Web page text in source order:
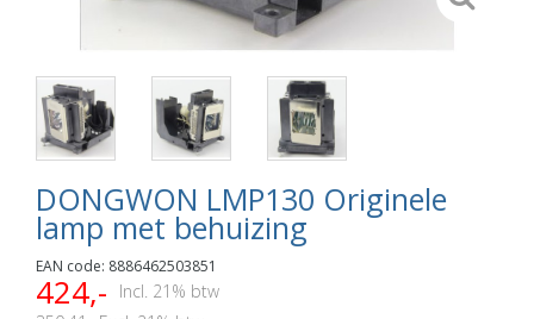
DONGWON LMP130 Originele
lamp met behuizing
EAN code: 8886462503851
424,-
Incl. 21% btw